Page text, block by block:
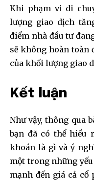
Khi phạm vi di
lượng giao dịch
điểm nhà đầu tư
sẽ không hoàn toàn
của khối lượng giao
Kết luận
Như vậy, thông qua
bạn đã có thể hiểu
khoán là gì và ý
một trong những
mạnh đến giá cả